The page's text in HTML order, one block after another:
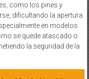
como los pines y
dificultando la apertura
en modelos
se quede atascado o
la seguridad de la